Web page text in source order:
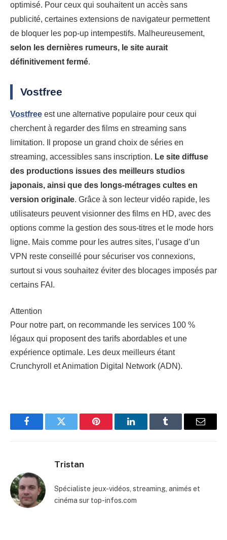
optimisé. Pour ceux qui souhaitent un accès sans
publicité, certaines extensions de navigateur permettent
de bloquer les pop-up intempestifs. Malheureusement,
selon les dernières rumeurs, le site aurait
définitivement fermé.
Vostfree
Vostfree est une alternative populaire pour ceux qui
cherchent à regarder des films en streaming sans
limitation. Il propose un grand choix de séries en
streaming, accessibles sans inscription. Le site diffuse
des productions issues des meilleurs studios
japonais, ainsi que des longs-métrages cultes en
version originale. Grâce à son lecteur vidéo rapide, les
utilisateurs peuvent visionner des films en HD, avec des
options comme la gestion des sous-titres et le mode hors
ligne. Mais comme pour les autres sites, l’usage d’un
VPN reste conseillé pour sécuriser vos connexions,
surtout si vous souhaitez éviter des blocages imposés par
certains FAI.
Attention
Pour notre part, on recommande les services 100 %
légaux qui proposent des tarifs abordables et une
expérience optimale. Les deux meilleurs étant
Crunchyroll et Animation Digital Network (ADN).
FacebookTwitter Pinterest LinkedInTumblr Email
Tristan
Spécialiste jeux-vidéos, streaming, animés et
cinéma sur top-infos.com